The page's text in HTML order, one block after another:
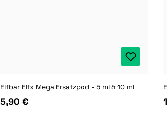
Elfbar Elfx Mega Ersatzpod - 5 ml & 10 ml
5,90 €